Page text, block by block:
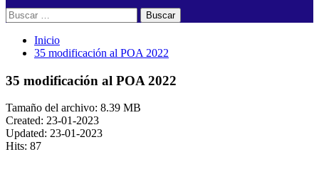
Buscar:
Inicio
35 modificación al POA 2022
35 modificación al POA 2022
Tamaño del archivo: 8.39 MB
Created: 23-01-2023
Updated: 23-01-2023
Hits: 87